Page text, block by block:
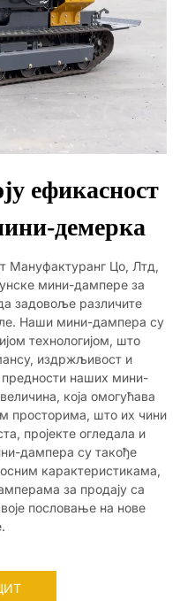
ефикасност
демерка
Мануфактуранг Цо, Лтд,
мини-дампере за
задовоље различите
Наши мини-дампера су
технологијом, што
издржљивост и
предности наших мини-
која омогућава
просторима, што их чини
пројекте огледала и
дампера су такође
карактеристикама,
за продају са
пословање на нове